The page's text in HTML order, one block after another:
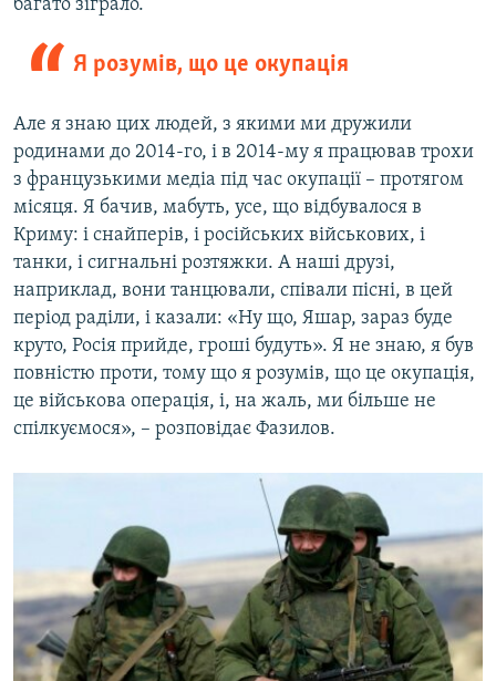
багато зіграло.
Я розумів, що це окупація
Але я знаю цих людей, з якими ми дружили
родинами до 2014-го, і в 2014-му я працював трохи
з французькими медіа під час окупації – протягом
місяця. Я бачив, мабуть, усе, що відбувалося в
Криму: і снайперів, і російських військових, і
танки, і сигнальні розтяжки. А наші друзі,
наприклад, вони танцювали, співали пісні, в цей
період раділи, і казали: «Ну що, Яшар, зараз буде
круто, Росія прийде, гроші будуть». Я не знаю, я був
повністю проти, тому що я розумів, що це окупація,
це військова операція, і, на жаль, ми більше не
спілкуємося», – розповідає Фазилов.